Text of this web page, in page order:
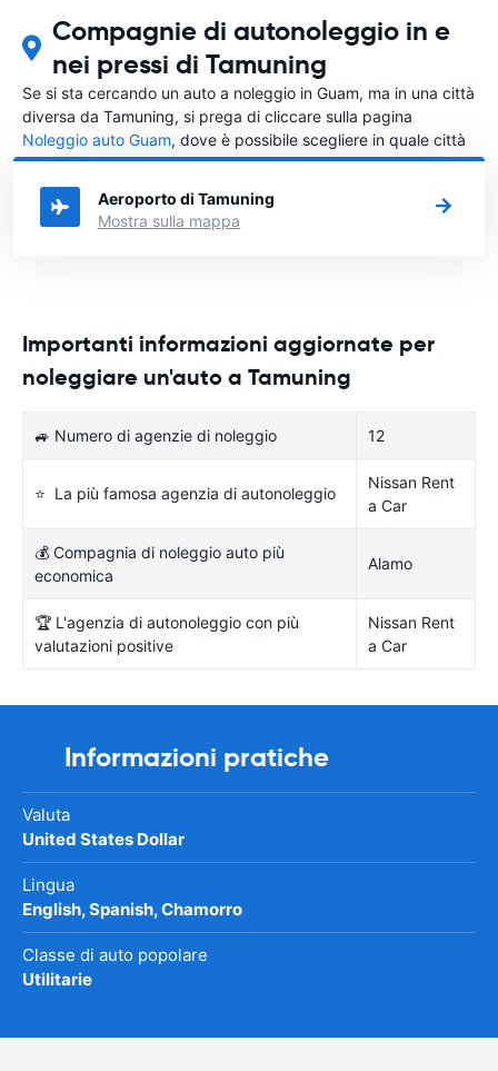
Compagnie di autonoleggio in e
nei pressi di Tamuning
Se si sta cercando un auto a noleggio in Guam, ma in una città
diversa da Tamuning, si prega di cliccare sulla pagina
Noleggio auto Guam, dove è possibile scegliere in quale città
in Guam si vuole noleggiare l'auto.
Aeroporto di Tamuning
Mostra sulla mappa
Importanti informazioni aggiornate per
noleggiare un'auto a Tamuning
🚙 Numero di agenzie di noleggio 12
⭐ La più famosa agenzia di autonoleggio
Nissan Rent
a Car
💰 Compagnia di noleggio auto più
economica
Alamo
🏆 L'agenzia di autonoleggio con più
valutazioni positive
Nissan Rent
a Car
Informazioni pratiche
Valuta
United States Dollar
Lingua
English, Spanish, Chamorro
Classe di auto popolare
Utilitarie